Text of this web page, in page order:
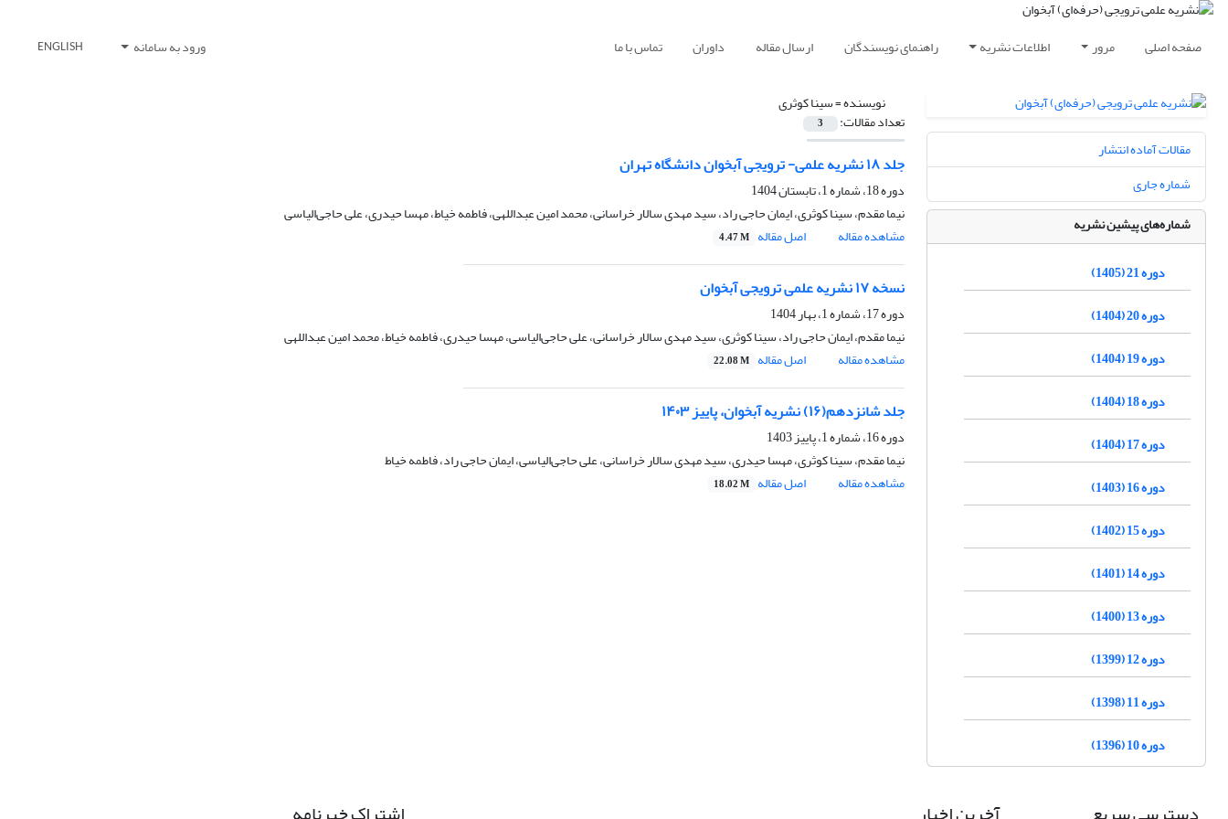
صفحه اصلی مرور اطلاعات نشریه راهنمای نویسندگان ارسال مقاله داوران تماس با ما ورود به سامانه ENGLISH
نویسنده =سینا کوثری
تعداد مقالات: 3
جلد ۱۸ نشریه علمی- ترویجی آبخوان دانشگاه تهران
دوره 18، شماره 1، تابستان 1404
نیما مقدم، سینا کوثری، ایمان حاجی راد، سید مهدی سالار خراسانی، محمد امین عبداللهی، فاطمه خیاط، مهسا حیدری، علی حاجی‌الیاسی
مشاهده مقاله
اصل مقاله 4.47 M
نسخه ۱۷ نشریه علمی ترویجی آبخوان
دوره 17، شماره 1، بهار 1404
نیما مقدم، ایمان حاجی راد، سینا کوثری، سید مهدی سالار خراسانی، علی حاجی‌الیاسی، مهسا حیدری، فاطمه خیاط، محمد امین عبداللهی
مشاهده مقاله
اصل مقاله 22.08 M
جلد شانزدهم(۱۶) نشریه آبخوان، پاییز ۱۴۰۳
دوره 16، شماره 1، پاییز 1403
نیما مقدم، سینا کوثری، مهسا حیدری، سید مهدی سالار خراسانی، علی حاجی‌الیاسی، ایمان حاجی راد، فاطمه خیاط
مشاهده مقاله
اصل مقاله 18.02 M
مقالات آماده انتشار
شماره جاری
شماره‌های پیشین نشریه
دوره 21 (1405)
دوره 20 (1404)
دوره 19 (1404)
دوره 18 (1404)
دوره 17 (1404)
دوره 16 (1403)
دوره 15 (1402)
دوره 14 (1401)
دوره 13 (1400)
دوره 12 (1399)
دوره 11 (1398)
دوره 10 (1396)